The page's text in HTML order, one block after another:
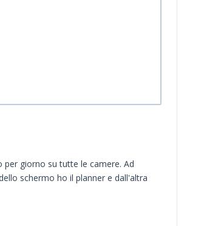
giorno su tutte le camere. Ad
schermo ho il planner e dall'altra